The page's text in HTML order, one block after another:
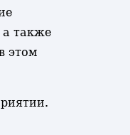
а также
этом